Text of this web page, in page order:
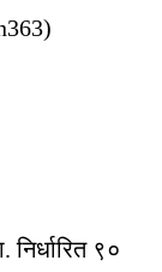
९०